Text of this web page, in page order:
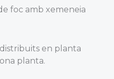
foc amb xemeneia
en planta
planta.